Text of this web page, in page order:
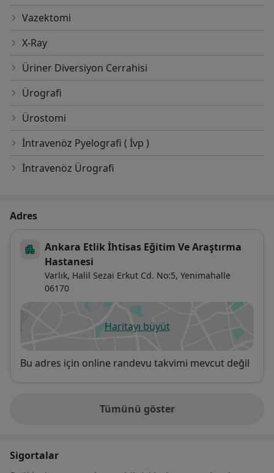
Vazektomi
X-Ray
Üriner Diversiyon Cerrahisi
Ürografi
Ürostomi
İntravenöz Pyelografi ( İvp )
İntravenöz Ürografi
Adres
Ankara Etlik İhtisas Eğitim Ve Araştırma
Hastanesi
Varlık, Halil Sezai Erkut Cd. No:5, Yenimahalle
06170
Haritayı büyütyeni bir sekmede açılır
Uygunluk
Bu adres için online randevu takvimi mevcut değil
Tümünü göster
adres hakkında
Sigortalar